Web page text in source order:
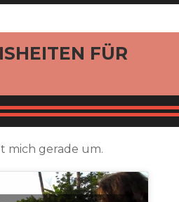
FÜR
mich gerade um.